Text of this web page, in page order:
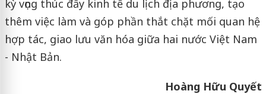
kỳ vọng thúc đẩy kinh tế du lịch địa phương, tạo
thêm việc làm và góp phần thắt chặt mối quan hệ
hợp tác, giao lưu văn hóa giữa hai nước Việt Nam
- Nhật Bản.
Hoàng Hữu Quyết